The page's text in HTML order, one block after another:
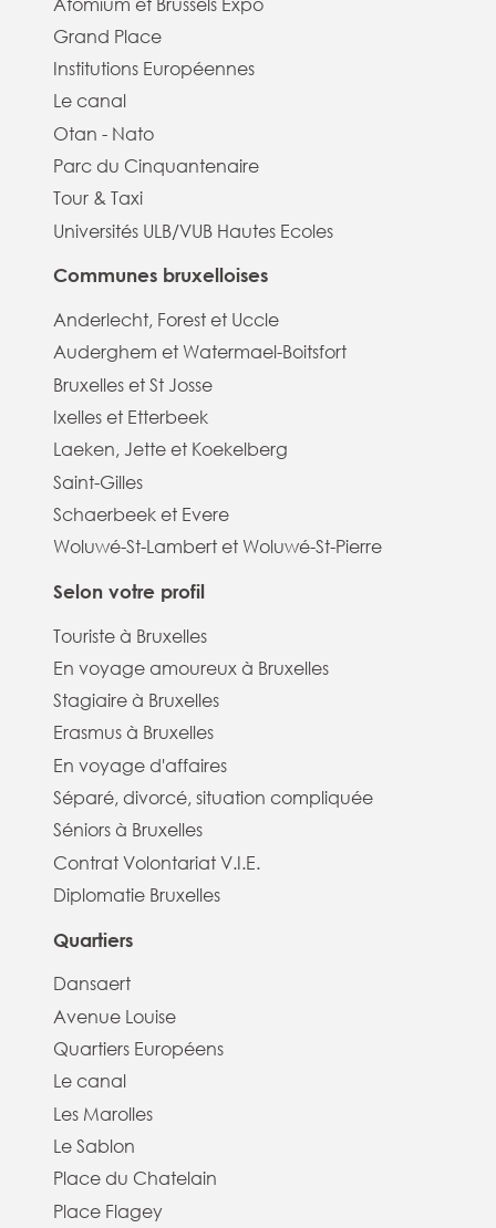
Grand Place
Institutions Européennes
Le canal
Otan - Nato
Parc du Cinquantenaire
Tour & Taxi
Universités ULB/VUB Hautes Ecoles
Communes bruxelloises
Anderlecht, Forest et Uccle
Auderghem et Watermael-Boitsfort
Bruxelles et St Josse
Ixelles et Etterbeek
Laeken, Jette et Koekelberg
Saint-Gilles
Schaerbeek et Evere
Woluwé-St-Lambert et Woluwé-St-Pierre
Selon votre profil
Touriste à Bruxelles
En voyage amoureux à Bruxelles
Stagiaire à Bruxelles
Erasmus à Bruxelles
En voyage d'affaires
Séparé, divorcé, situation compliquée
Séniors à Bruxelles
Contrat Volontariat V.I.E.
Diplomatie Bruxelles
Quartiers
Dansaert
Avenue Louise
Quartiers Européens
Le canal
Les Marolles
Le Sablon
Place du Chatelain
Place Flagey